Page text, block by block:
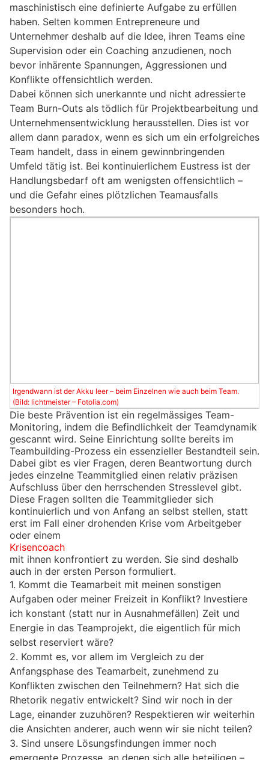
maschinistisch eine definierte Aufgabe zu erfüllen
haben. Selten kommen Entrepreneure und
Unternehmer deshalb auf die Idee, ihren Teams eine
Supervision oder ein Coaching anzudienen, noch
bevor inhärente Spannungen, Aggressionen und
Konflikte offensichtlich werden.
Dabei können sich unerkannte und nicht adressierte
Team Burn-Outs als tödlich für Projektbearbeitung und
Unternehmensentwicklung herausstellen. Dies ist vor
allem dann paradox, wenn es sich um ein erfolgreiches
Team handelt, dass in einem gewinnbringenden
Umfeld tätig ist. Bei kontinuierlichem Eustress ist der
Handlungsbedarf oft am wenigsten offensichtlich –
und die Gefahr eines plötzlichen Teamausfalls
besonders hoch.
Irgendwann ist der Akku leer – beim Einzelnen wie auch beim Team.
(Bild: lichtmeister – Fotolia.com)
Die beste Prävention ist ein regelmässiges Team-
Monitoring, indem die Befindlichkeit der Teamdynamik
gescannt wird. Seine Einrichtung sollte bereits im
Teambuilding-Prozess ein essenzieller Bestandteil sein.
Dabei gibt es vier Fragen, deren Beantwortung durch
jedes einzelne Teammitglied einen relativ präzisen
Aufschluss über den herrschenden Stresslevel gibt.
Diese Fragen sollten die Teammitglieder sich
kontinuierlich und von Anfang an selbst stellen, statt
erst im Fall einer drohenden Krise vom Arbeitgeber
oder einem
Krisencoach
mit ihnen konfrontiert zu werden. Sie sind deshalb
auch in der ersten Person formuliert.
1. Kommt die Teamarbeit mit meinen sonstigen
Aufgaben oder meiner Freizeit in Konflikt? Investiere
ich konstant (statt nur in Ausnahmefällen) Zeit und
Energie in das Teamprojekt, die eigentlich für mich
selbst reserviert wäre?
2. Kommt es, vor allem im Vergleich zu der
Anfangsphase des Teamarbeit, zunehmend zu
Konflikten zwischen den Teilnehmern? Hat sich die
Rhetorik negativ entwickelt? Sind wir noch in der
Lage, einander zuzuhören? Respektieren wir weiterhin
die Ansichten anderer, auch wenn wir sie nicht teilen?
3. Sind unsere Lösungsfindungen immer noch
emergente Prozesse, an denen sich alle beteiligen –